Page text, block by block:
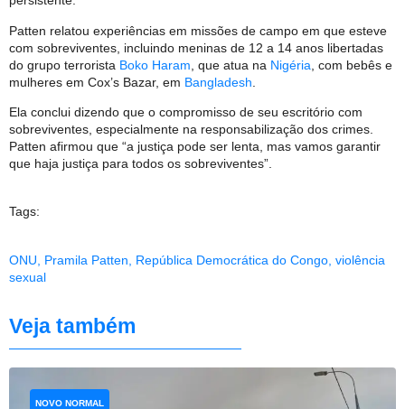
Patten relatou experiências em missões de campo em que esteve
com sobreviventes, incluindo meninas de 12 a 14 anos libertadas
do grupo terrorista Boko Haram , que atua na Nigéria , com bebês e
mulheres em Cox’s Bazar, em Bangladesh
Ela conclui dizendo que o compromisso de seu escritório com
sobreviventes, especialmente na responsabilização dos crimes.
Patten afirmou que “a justiça pode ser lenta, mas vamos garantir
que haja justiça para todos os sobreviventes”.
Tags:
ONU Pramila Patten República Democrática do Congo violência
sexual
Veja também
NOVO NORMAL